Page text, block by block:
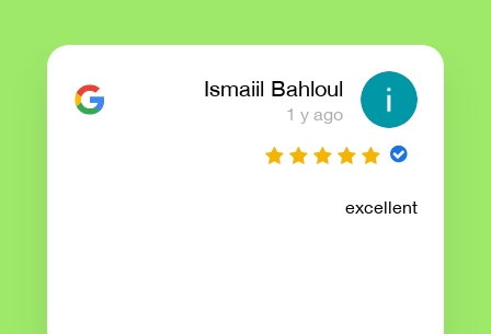
Ismaiil Bahloul
1 y ago
excellent